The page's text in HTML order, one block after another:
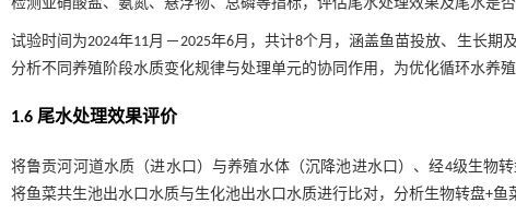
检测亚硝酸盐、氨氮、悬浮物、总磷等指标，评估尾水处理效果及尾水是否
试验时间为2024年11月－2025年6月，共计8个月，涵盖鱼苗投放、生长
分析不同养殖阶段水质变化规律与处理单元的协同作用，为优化循环水养殖
1.6 尾水处理效果评价
将鲁贡河河道水质（进水口）与养殖水体（沉降池进水口）、经4级生物
将鱼菜共生池出水口水质与生化池出水口水质进行比对，分析生物转盘+鱼